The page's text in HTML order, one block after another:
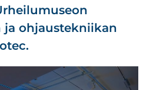
ja ohjaustekniikan